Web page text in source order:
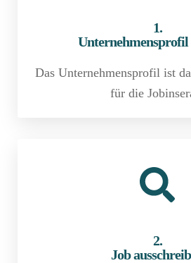
1.
Unternehmensprofil
Das Unter­nehmens­profil ist
für die
2.
Job